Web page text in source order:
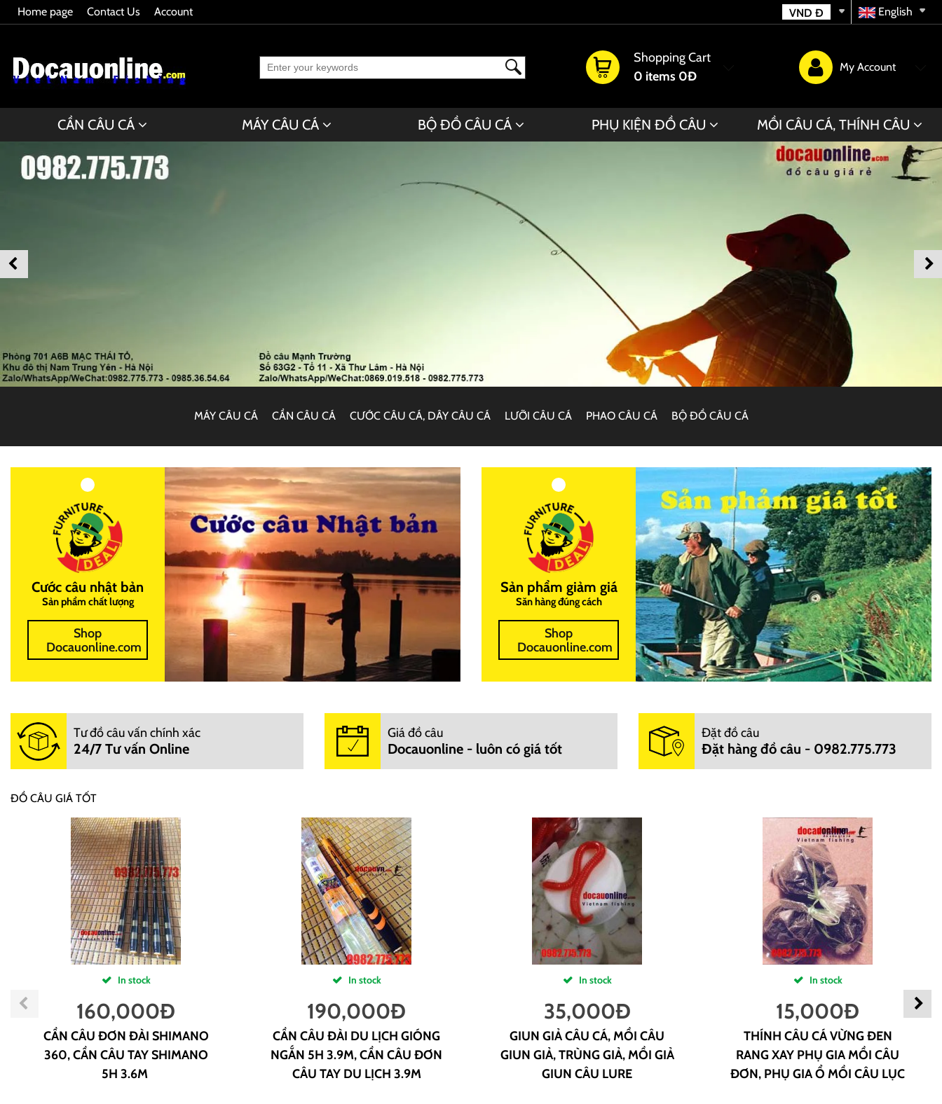
Home page Contact Us Account English
VND Đ
Shopping Cart
0 items 0Đ
My Account
CẦN CÂU CÁ MÁY CÂU CÁ BỘ ĐỒ CÂU CÁ PHỤ KIỆN ĐỒ CÂU MỒI CÂU CÁ, THÍNH CÂU
MÁY CÂU CÁ CẦN CÂU CÁ CƯỚC CÂU CÁ, DÂY CÂU CÁ LƯỠI CÂU CÁ PHAO CÂU CÁ BỘ ĐỒ CÂU CÁ
Cước câu nhật bản
Sản phẩm chất lượng
Shop
Docauonline.com
Sản phẩm giảm giá
Săn hàng đúng cách
Shop
Docauonline.com
Tư đồ câu vấn chính xác
24/7 Tư vấn Online
Giá đồ câu
Docauonline - luôn có giá tốt
Đặt đồ câu
Đặt hàng đồ câu - 0982.775.773
ĐỒ CÂU GIÁ TỐT
In stock
160,000Đ
CẦN CÂU ĐƠN ĐÀI SHIMANO
360, CẦN CÂU TAY SHIMANO
5H 3.6M
In stock
190,000Đ
CẦN CÂU ĐÀI DU LỊCH GIÓNG
NGẮN 5H 3.9M, CẦN CÂU ĐƠN
CÂU TAY DU LỊCH 3.9M
In stock
35,000Đ
GIUN GIẢ CÂU CÁ, MỒI CÂU
GIUN GIẢ, TRÙNG GIẢ, MỒI GIẢ
GIUN CÂU LURE
In stock
15,000Đ
THÍNH CÂU CÁ VỪNG ĐEN
RANG XAY PHỤ GIA MỒI CÂU
ĐƠN, PHỤ GIA Ổ MỒI CÂU LỤC